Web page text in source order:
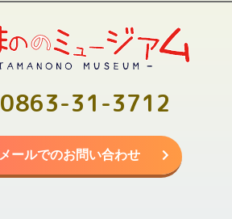
0863-31-3712
メールでのお問い合わせ